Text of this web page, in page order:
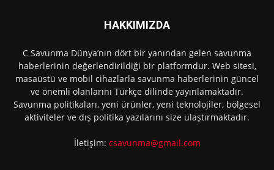
HAKKIMIZDA
C Savunma Dünya’nın dört bir yanından gelen savunma
haberlerinin değerlendirildiği bir platformdur. Web sitesi,
masaüstü ve mobil cihazlarla savunma haberlerinin güncel
ve önemli olanlarını Türkçe dilinde yayınlamaktadır.
Savunma politikaları, yeni ürünler, yeni teknolojiler, bölgesel
aktiviteler ve dış politika yazılarını size ulaştırmaktadır.
İletişim: csavunma@gmail.com